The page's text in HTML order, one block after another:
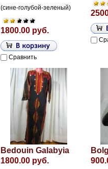
(сине-голубой-зеленый)
1800.00 руб.
Сравнить
Bedouin Galabyia
1800.00 руб.